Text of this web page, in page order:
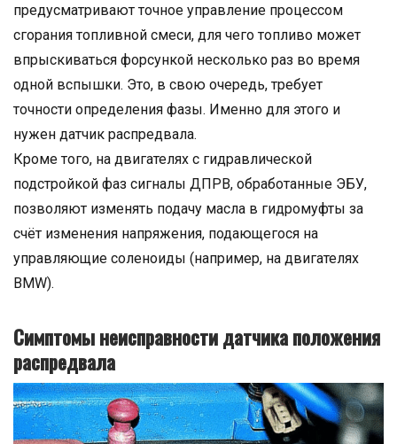
предусматривают точное управление процессом
сгорания топливной смеси, для чего топливо может
впрыскиваться форсункой несколько раз во время
одной вспышки. Это, в свою очередь, требует
точности определения фазы. Именно для этого и
нужен датчик распредвала.
Кроме того, на двигателях с гидравлической
подстройкой фаз сигналы ДПРВ, обработанные ЭБУ,
позволяют изменять подачу масла в гидромуфты за
счёт изменения напряжения, подающегося на
управляющие соленоиды (например, на двигателях
BMW).
Симптомы неисправности датчика положения
распредвала